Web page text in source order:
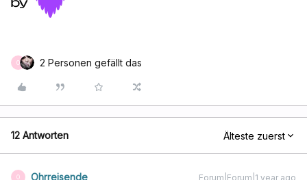
O 2 Personen gefällt das
12 Antworten Älteste zuerst
O Ohrreisende Forum|Forum|1 year ago